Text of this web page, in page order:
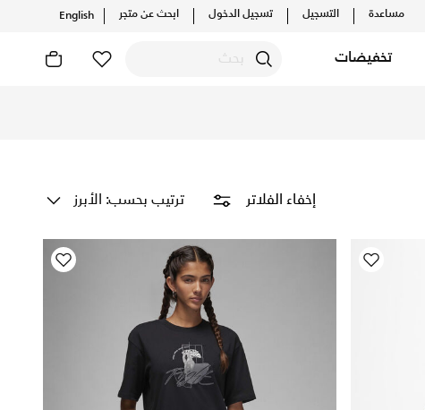
مساعدة التسجيل تسجيل الدخول ابحث عن متجر English
تخفيضات
ترتيب بحسب: الأبرز